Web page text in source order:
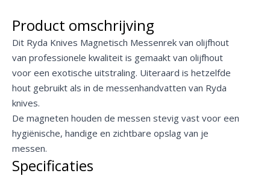
Product omschrijving
Dit Ryda Knives Magnetisch Messenrek van olijfhout
van professionele kwaliteit is gemaakt van olijfhout
voor een exotische uitstraling. Uiteraard is hetzelfde
hout gebruikt als in de messenhandvatten van Ryda
knives.
De magneten houden de messen stevig vast voor een
hygiënische, handige en zichtbare opslag van je
messen.
Specificaties